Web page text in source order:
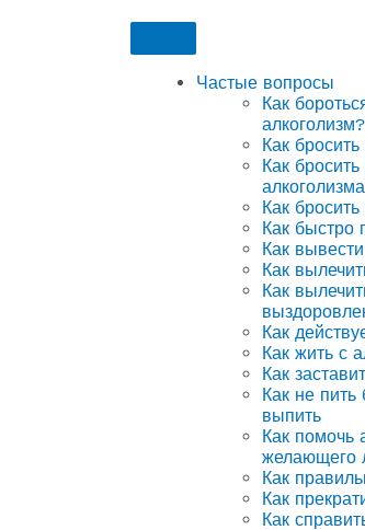
Частые вопросы
Как
алкоголизм?
Как
Как
алкоголизма
Как
Как быстро
Как
Как
Как
Как
Как жить с
Как
Как не пить
выпить
Как помочь
желающего
Как
Как
Как